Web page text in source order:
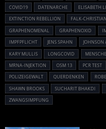
COVID19
DATENARCHE ELISABETH
EXTINCTION REBELLION
FALK-
GRAPHENOMENAL
GRAPHENOXID
IMPFPFLICHT
JENS SPAHN JOHNSON
KARY MULLIS
LONGCOVID
MRNA-INJEKTION
OSM 13 PCR TEST
POLIZEIGEWALT
QUERDENKEN
SHAWN BROOKS
SUCHARIT BHAKDI
ZWANGSIMPFUNG